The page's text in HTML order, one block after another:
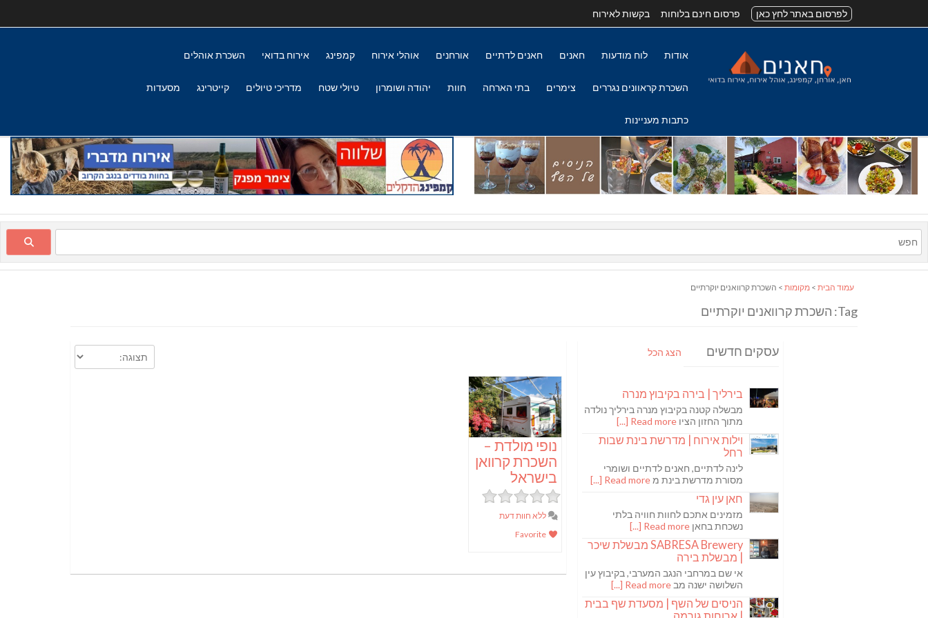
לפרסום באתר לחץ כאן פרסום חינם בלוחות בקשות לאירוח
אודות לוח מודעות חאנים חאנים לדתיים אורחנים אוהלי אירוח קמפינג אירוח בדואי השכרת אוהלים
השכרת קראוונים נגררים צימרים בתי הארחה חוות יהודה ושומרון טיולי שטח מדריכי טיולים קייטרינג מסעדות
כתבות מעניינות
עמוד הבית > מקומות > השכרת קרוואנים יוקרתיים
Tag: השכרת קרוואנים יוקרתיים
נופי מולדת –
השכרת קרוואן
בישראל
ללא חוות דעת
עסקים חדשים הצג הכל
בירליך | בירה בקיבוץ מנרה
מבשלה קטנה בקיבוץ מנרה בירליך נולדה
מתוך החזון הציו Read more [...]
וילות אירוח | מדרשת בינת שבות
רחל
לינה לדתיים, חאנים לדתיים ושומרי
מסורת מדרשת בינת מRead more [...]
חאן עין גדי
מזמינים אתכם לחוות חוויה בלתי
נשכחת בחאן Read more [...]
SABRESA Brewery מבשלת שיכר
| מבשלת בירה
אי שם במרחבי הנגב המערבי, בקיבוץ עין
השלושה ישנה מב Read more [...]
הניסים של השף | מסעדת שף בבית